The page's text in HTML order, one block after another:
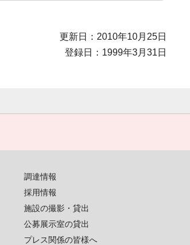
更新日：2010年10月25日
登録日：1999年3月31日
調達情報
採用情報
施設の撮影・貸出
公募展示室の貸出
プレス関係の皆様へ